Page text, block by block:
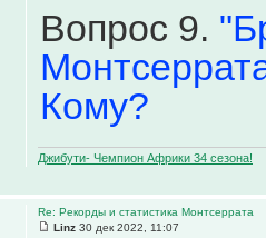
Вопрос 9.
Кому?
Джибути- Чемпион Африки 34 сезона!
Re: Рекорды и статистика Монтсеррата
Linz 30 дек 2022, 11:07